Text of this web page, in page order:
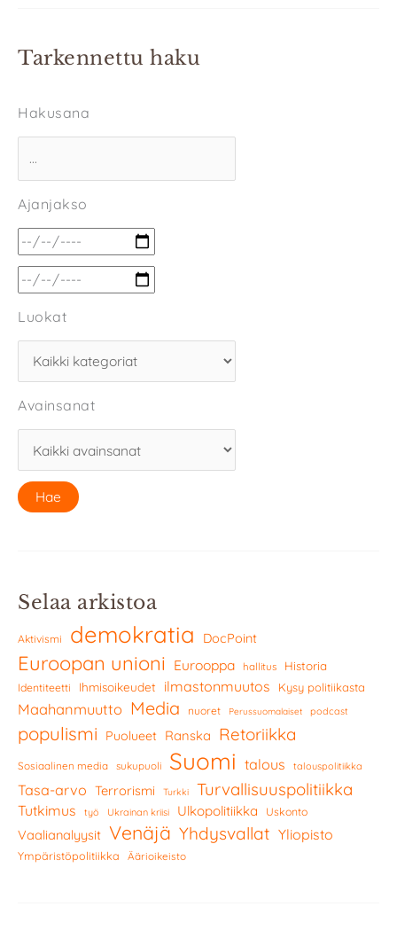
Tarkennettu haku
Hakusana
Ajanjakso
Luokat
Avainsanat
Selaa arkistoa
Aktivismi demokratia DocPoint
Euroopan unioni Eurooppa hallitus Historia
Identiteetti Ihmisoikeudet ilmastonmuutos Kysy politiikasta
Maahanmuutto Media nuoret Perussuomalaiset podcast
populismi Puolueet Ranska Retoriikka
Sosiaalinen media sukupuoli Suomi talous talouspolitiikka
Tasa-arvo Terrorismi Turkki Turvallisuuspolitiikka
Tutkimus työ Ukrainan kriisi Ulkopolitiikka Uskonto
Vaalianalyysit Venäjä Yhdysvallat Yliopisto
Ympäristöpolitiikka Äärioikeisto